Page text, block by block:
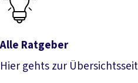
Alle Ratgeber
Hier gehts zur